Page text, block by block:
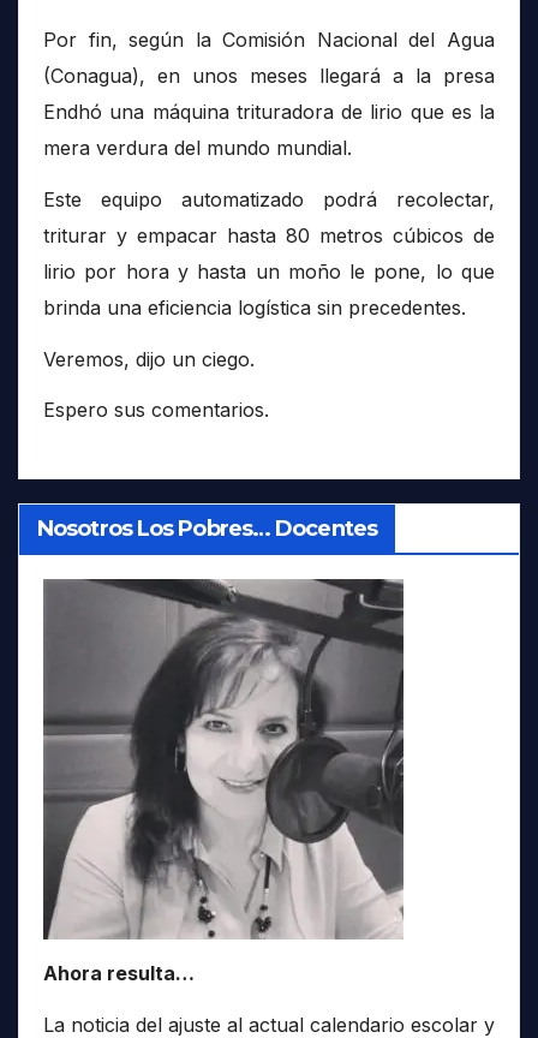
Por fin, según la Comisión Nacional del Agua
(Conagua), en unos meses llegará a la presa
Endhó una máquina trituradora de lirio que es la
mera verdura del mundo mundial.
Este equipo automatizado podrá recolectar,
triturar y empacar hasta 80 metros cúbicos de
lirio por hora y hasta un moño le pone, lo que
brinda una eficiencia logística sin precedentes.
Veremos, dijo un ciego.
Espero sus comentarios.
Nosotros Los Pobres… Docentes
Ahora resulta…
La noticia del ajuste al actual calendario escolar y